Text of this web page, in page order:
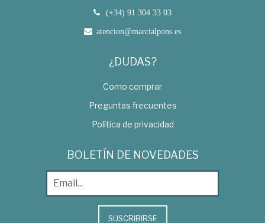
(+34) 91 304 33 03
atencion@marcialpons.es
¿DUDAS?
Como comprar
Preguntas frecuentes
Política de privacidad
BOLETÍN DE NOVEDADES
SUSCRIBIRSE